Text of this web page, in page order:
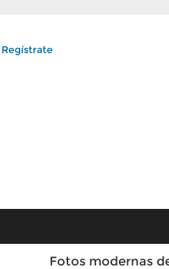
Regístrate
Fotos modernas